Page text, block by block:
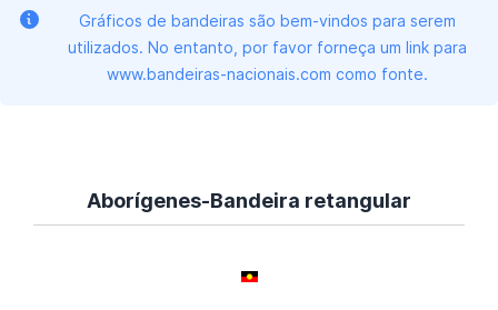
Gráficos de bandeiras são bem-vindos para serem
utilizados. No entanto, por favor forneça um link para
www.bandeiras-nacionais.com como fonte.
Aborígenes-Bandeira retangular